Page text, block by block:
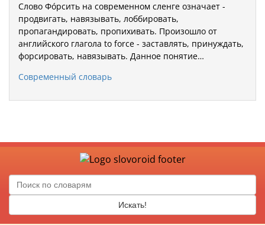
Слово Фóрсить на современном сленге означает -
продвигать, навязывать, лоббировать,
пропагандировать, пропихивать. Произошло от
английского глагола to force - заставлять, принуждать,
форсировать, навязывать. Данное понятие…
Современный словарь
Искать!